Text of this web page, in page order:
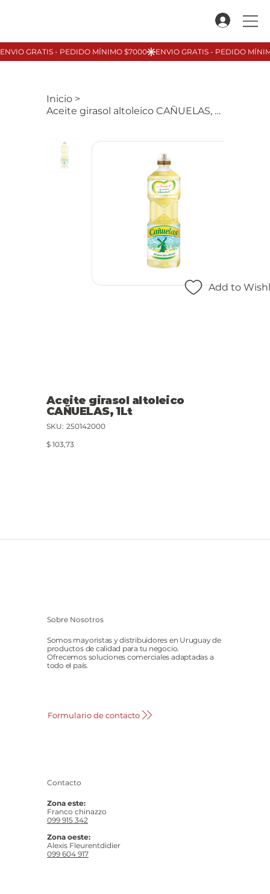
Inicio >
Aceite girasol altoleico CAÑUELAS, 1Lt
Aceite girasol altoleico
CAÑUELAS, 1Lt
SKU: SKU
250142000
Precio
$ 103,73
Add to
Sobre Nosotros
Somos mayoristas y distribuidores en Uruguay de
productos de calidad para tu negocio.
Ofrecemos soluciones comerciales adaptadas a
todo el país.
Formulario de contacto
Contacto
Zona este:
Franco chinazzo
099 915 342
Zona oeste:
Alexis Fleurentdidier
099 604 917